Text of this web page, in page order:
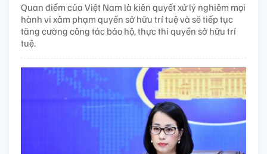
Quan điểm của Việt Nam là kiên quyết xử lý nghiêm mọi
hành vi xâm phạm quyền sở hữu trí tuệ và sẽ tiếp tục
tăng cường công tác bảo hộ, thực thi quyền sở hữu trí
tuệ.